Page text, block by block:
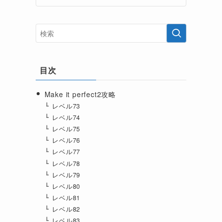
目次
Make it perfect2攻略
レベル73
レベル74
レベル75
レベル76
レベル77
レベル78
レベル79
レベル80
レベル81
レベル82